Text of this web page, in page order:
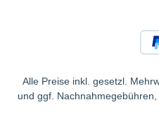
Alle Preise inkl. gesetzl.
und ggf.